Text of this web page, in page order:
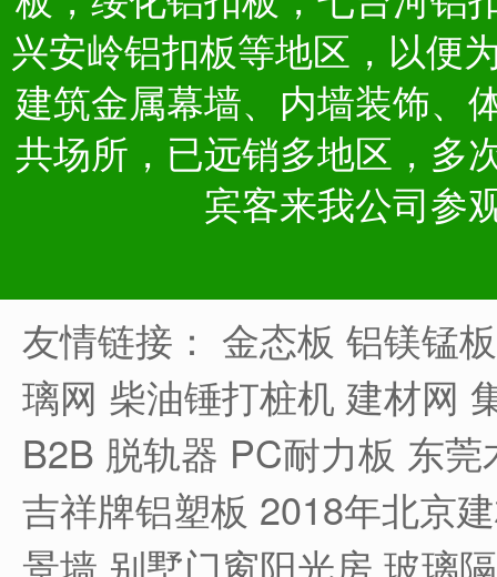
兴安岭铝扣板等地区，以便
建筑金属幕墙、内墙装饰、
共场所，已远销多地区，多
宾客来我公司参
友情链接： 金态板 铝镁锰板
璃网 柴油锤打桩机 建材网
B2B 脱轨器 PC耐力板 东莞
吉祥牌铝塑板 2018年北京
景墙 别墅门窗阳光房 玻璃